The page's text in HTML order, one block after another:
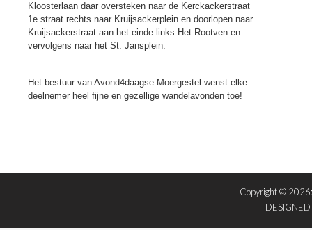
Kloosterlaan daar oversteken naar de Kerckackerstraat
1e straat rechts naar Kruijsackerplein en doorlopen naar
Kruijsackerstraat aan het einde links Het Rootven en
vervolgens naar het St. Jansplein.
Het bestuur van Avond4daagse Moergestel wenst elke
deelnemer heel fijne en gezellige wandelavonden toe!
Copyright ©